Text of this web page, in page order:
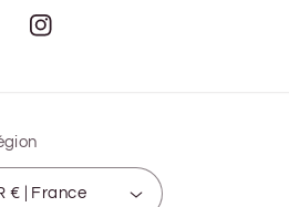
Instagram
EUR € | France